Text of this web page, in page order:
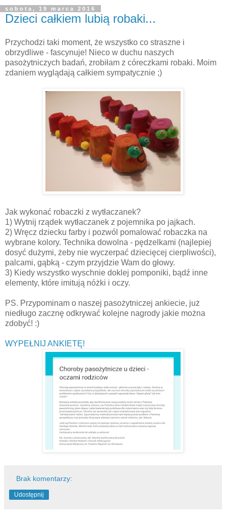
sobota, 19 marca 2016
Dzieci całkiem lubią robaki...
Przychodzi taki moment, że wszystko co straszne i
obrzydliwe - fascynuje! Nieco w duchu naszych
pasożytniczych badań, zrobiłam z córeczkami robaki. Moim
zdaniem wyglądają całkiem sympatycznie ;)
Jak wykonać robaczki z wytłaczanek?
1) Wytnij rządek wytłaczanek z pojemnika po jajkach.
2) Wręcz dziecku farby i pozwól pomalować robaczka na
wybrane kolory. Technika dowolna - pędzelkami (najlepiej
dosyć dużymi, żeby nie wyczerpać dziecięcej cierpliwości),
palcami, gąbką - czym przyjdzie Wam do głowy.
3) Kiedy wszystko wyschnie doklej pomponiki, bądź inne
elementy, które imitują nóżki i oczy.
PS. Przypominam o naszej pasożytniczej ankiecie, już
niedługo zacznę odkrywać kolejne nagrody jakie można
zdobyć! :)
WYPEŁNIJ ANKIETĘ!
Brak komentarzy:
Udostępnij